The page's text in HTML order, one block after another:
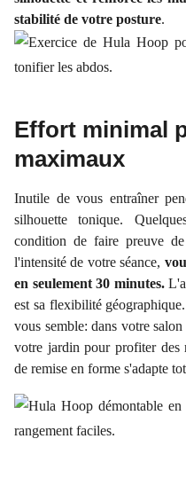
stabilité de votre posture.
Effort minimal
maximaux
Inutile de vous entraîner
silhouette tonique.
condition de faire preuve
l'intensité de votre séance,
en seulement 30 minutes.
est sa flexibilité
vous semble: dans votre
votre jardin pour profiter des
de remise en forme s'adapte